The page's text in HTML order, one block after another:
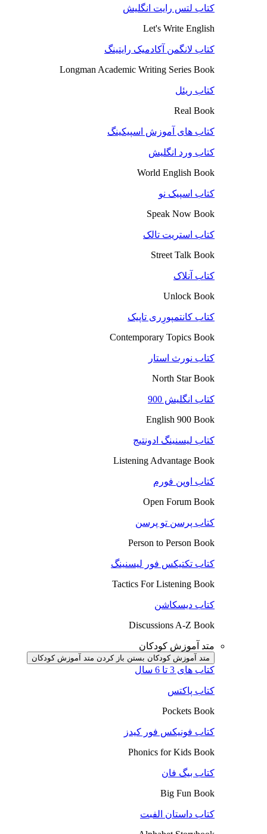
کتاب لتس رایت انگلیش
Let's Write English
کتاب لانگمن آکادمیک رایتینگ
Longman Academic Writing Series Book
کتاب ریئل
Real Book
کتاب های آموزش اسپیکینگ
کتاب ورد انگلیش
World English Book
کتاب اسپیک نو
Speak Now Book
کتاب استریت تالک
Street Talk Book
کتاب آنلاک
Unlock Book
کتاب کانتمپورِری تاپیک
Contemporary Topics Book
کتاب نورث استار
North Star Book
کتاب انگلیش 900
English 900 Book
کتاب لیسنینگ ادونتیج
Listening Advantage Book
کتاب اوپن فورم
Open Forum Book
کتاب پرسن تو پرسن
Person to Person Book
کتاب تکتیکس فور لیسنینگ
Tactics For Listening Book
کتاب دیسکاشن
Discussions A-Z Book
متد آموزش کودکان
متد آموزش کودکان بستن باز کردن متد آموزش کودکان
کتاب های 3 تا 6 سال
کتاب پاکتس
Pockets Book
کتاب فونیکس فور کیدز
Phonics for Kids Book
کتاب بیگ فان
Big Fun Book
کتاب داستان الفبت